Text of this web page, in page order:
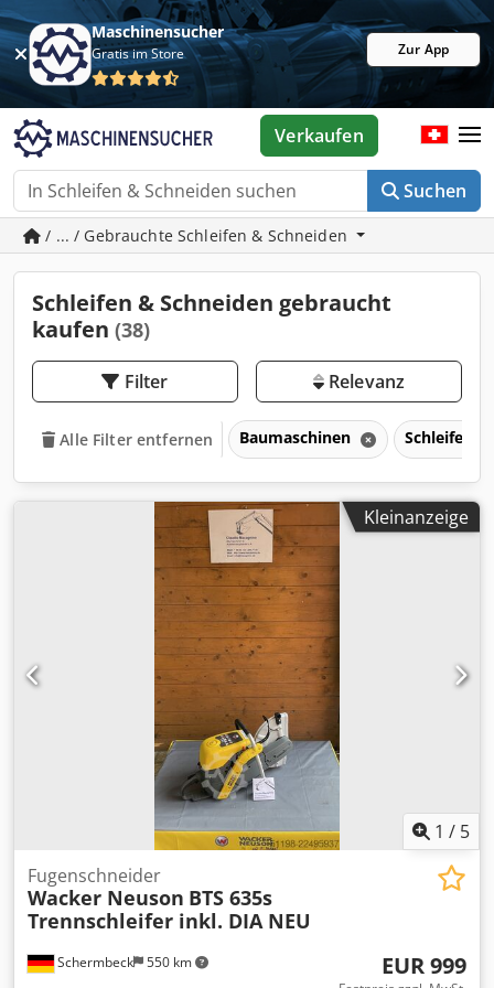
Maschinensucher
Gratis im Store Zur App
Suchen
Verkaufen
/ ... / Gebrauchte Schleifen & Schneiden
Schleifen & Schneiden gebraucht
kaufen (38)
Filter Relevanz
Alle Filter entfernen Baumaschinen Schleifen
Kleinanzeige
1 / 5
Schermbeck 550 km
Fugenschneider
Wacker Neuson BTS 635s
Trennschleifer inkl. DIA NEU
EUR 999